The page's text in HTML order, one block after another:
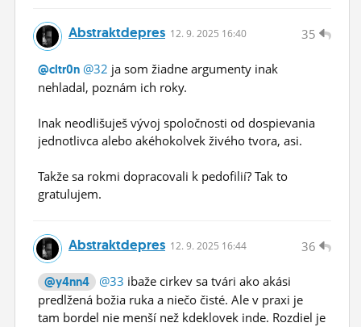
35
Abstraktdepres 12. 9. 2025 16:40
@cltr0n @32 ja som žiadne argumenty inak
nehladal, poznám ich roky.
Inak neodlišuješ vývoj spoločnosti od dospievania
jednotlivca alebo akéhokolvek živého tvora, asi.
Takže sa rokmi dopracovali k pedofilií? Tak to
gratulujem.
36
Abstraktdepres 12. 9. 2025 16:44
@y4nn4 @33 ibaže cirkev sa tvári ako akási
predlžená božia ruka a niečo čisté. Ale v praxi je
tam bordel nie menší než kdeklovek inde. Rozdiel je